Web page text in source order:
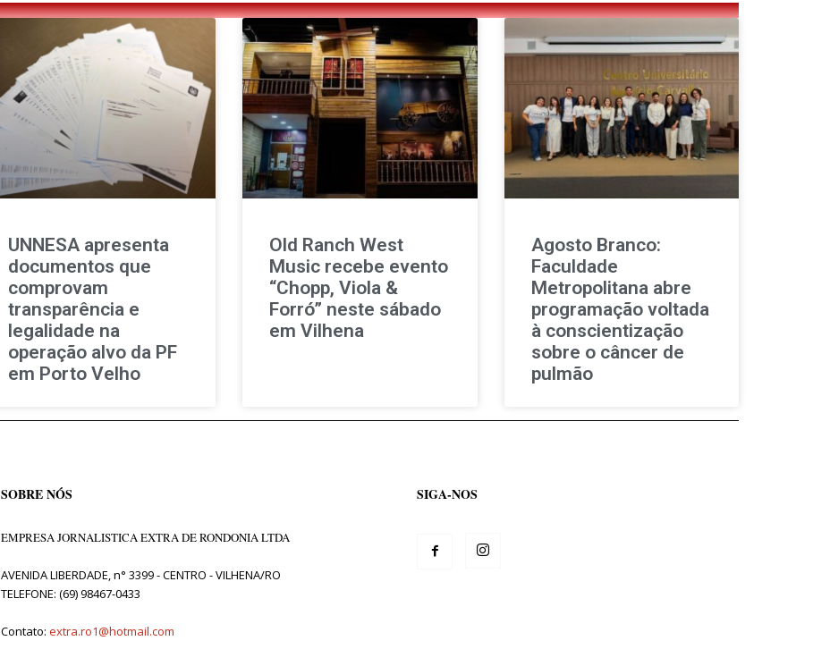
UNNESA apresenta
documentos que
comprovam
transparência e
legalidade na
operação alvo da PF
em Porto Velho
Old Ranch West
Music recebe evento
“Chopp, Viola &
Forró” neste sábado
em Vilhena
Agosto Branco:
Faculdade
Metropolitana abre
programação voltada
à conscientização
sobre o câncer de
pulmão
SOBRE NÓS
EMPRESA JORNALISTICA EXTRA DE RONDONIA LTDA
AVENIDA LIBERDADE, n° 3399 - CENTRO - VILHENA/RO
TELEFONE: (69) 98467-0433
Contato: extra.ro1@hotmail.com
SIGA-NOS